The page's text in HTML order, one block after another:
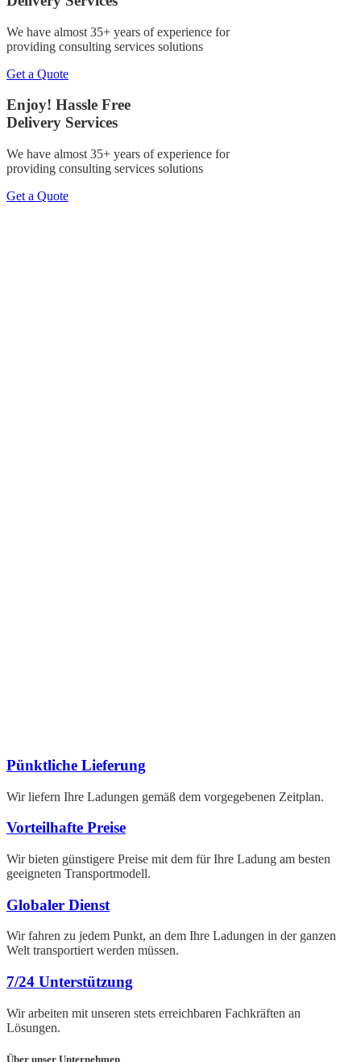
We have almost 35+ years of experience for
providing consulting services solutions
Get a Quote
Enjoy! Hassle Free
Delivery Services
We have almost 35+ years of experience for
providing consulting services solutions
Get a Quote
Pünktliche Lieferung
Wir liefern Ihre Ladungen gemäß dem vorgegebenen Zeitplan.
Vorteilhafte Preise
Wir bieten günstigere Preise mit dem für Ihre Ladung am besten
geeigneten Transportmodell.
Globaler Dienst
Wir fahren zu jedem Punkt, an dem Ihre Ladungen in der ganzen
Welt transportiert werden müssen.
7/24 Unterstützung
Wir arbeiten mit unseren stets erreichbaren Fachkräften an
Lösungen.
Über unser Unternehmen